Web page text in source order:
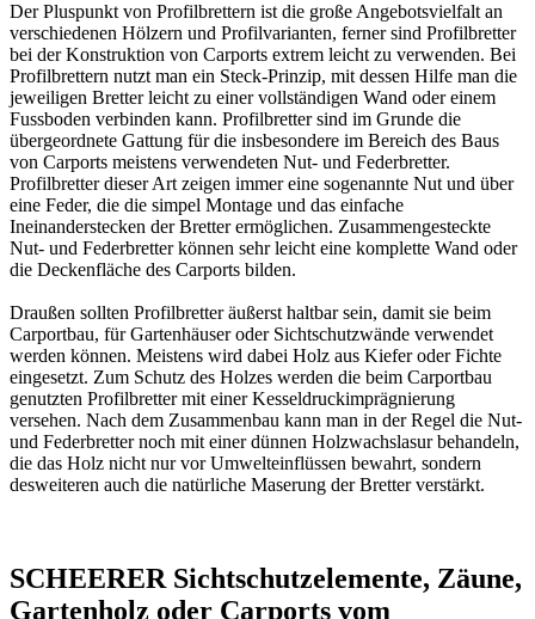
Der Pluspunkt von Profilbrettern ist die große Angebotsvielfalt an
verschiedenen Hölzern und Profilvarianten, ferner sind Profilbretter
bei der Konstruktion von Carports extrem leicht zu verwenden. Bei
Profilbrettern nutzt man ein Steck-Prinzip, mit dessen Hilfe man die
jeweiligen Bretter leicht zu einer vollständigen Wand oder einem
Fussboden verbinden kann. Profilbretter sind im Grunde die
übergeordnete Gattung für die insbesondere im Bereich des Baus
von Carports meistens verwendeten Nut- und Federbretter.
Profilbretter dieser Art zeigen immer eine sogenannte Nut und über
eine Feder, die die simpel Montage und das einfache
Ineinanderstecken der Bretter ermöglichen. Zusammengesteckte
Nut- und Federbretter können sehr leicht eine komplette Wand oder
die Deckenfläche des Carports bilden.
Draußen sollten Profilbretter äußerst haltbar sein, damit sie beim
Carportbau, für Gartenhäuser oder Sichtschutzwände verwendet
werden können. Meistens wird dabei Holz aus Kiefer oder Fichte
eingesetzt. Zum Schutz des Holzes werden die beim Carportbau
genutzten Profilbretter mit einerKesseldruckimprägnierung
versehen. Nach dem Zusammenbau kann man in der Regel die Nut-
und Federbretter noch mit einer dünnen Holzwachslasur behandeln,
die das Holz nicht nur vor Umwelteinflüssen bewahrt, sondern
desweiteren auch die natürliche Maserung der Bretter verstärkt.
SCHEERER Sichtschutzelemente, Zäune,
Gartenholz oder Carports vom